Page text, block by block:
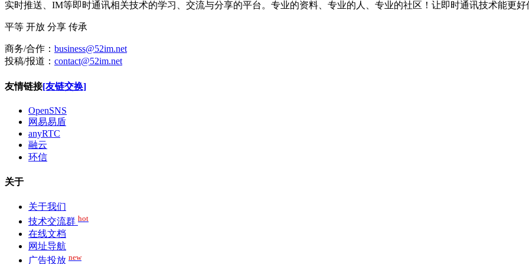
实时推送、IM等即时通讯相关技术的学习、交流与分享的平台。专业的资料、专业的人、专业的社区！让即时通讯技术能更好
平等 开放 分享 传承
商务/合作： business@52im.net
投稿/报道： contact@52im.net
友情链接[友链交换]
OpenSNS
网易易盾
anyRTC
融云
环信
关于
关于我们
技术交流群 hot
在线文档
网址导航
广告投放 new